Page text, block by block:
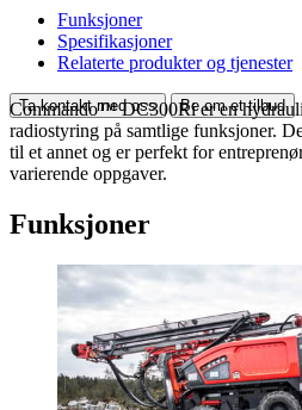
Funksjoner
Spesifikasjoner
Relaterte produkter og tjenester
Ta kontakt med oss Be om et tilbud
Commando™ DC300Ri er en
radiostyring på samtlige funksjoner.
til et annet og er perfekt for
varierende oppgaver.
Funksjoner